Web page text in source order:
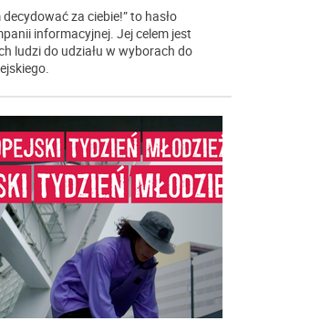
za ciebie!” to hasło
informacyjnej. Jej celem jest
ludzi do udziału w wyborach do